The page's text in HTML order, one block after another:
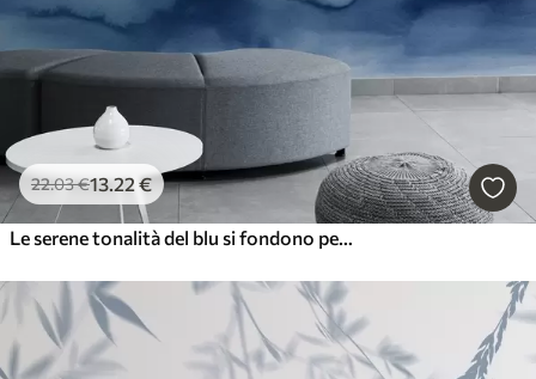
22.03€13.22€
Le serene tonalità del blu si fondono perfettamente tra loro